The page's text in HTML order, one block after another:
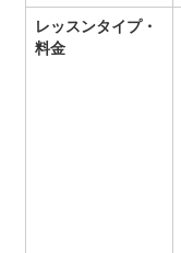
レッスンタイプ・
料金